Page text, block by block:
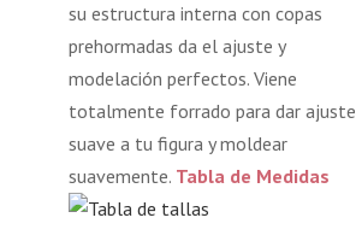
su estructura interna con copas
prehormadas da el ajuste y
modelación perfectos. Viene
totalmente forrado para dar ajuste
suave a tu figura y moldear
suavemente. Tabla de Medidas